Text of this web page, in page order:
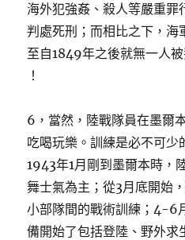
海外犯強姦、殺人等嚴重罪
判處死刑；而相比之下，海
至自1849年之後就無一人
！
6，當然，陸戰隊員在墨爾
吃喝玩樂。訓練是必不可少
1943年1月剛到墨爾本時，
舞士氣為主；從3月底開始
小部隊間的戰術訓練；4-6
備開始了包括登陸、野外求